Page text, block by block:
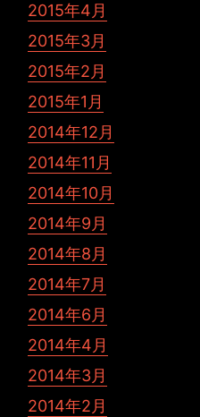
2015年4月
2015年3月
2015年2月
2015年1月
2014年12月
2014年11月
2014年10月
2014年9月
2014年8月
2014年7月
2014年6月
2014年4月
2014年3月
2014年2月